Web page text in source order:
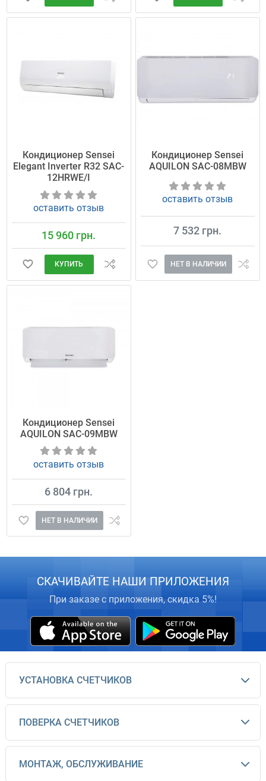
Кондиционер Sensei
Elegant Inverter R32 SAC-
12HRWE/I
оставить отзыв
15 960 грн.
КУПИТЬ
Кондиционер Sensei
AQUILON SAC-08MBW
оставить отзыв
7 532 грн.
НЕТ В НАЛИЧИИ
Кондиционер Sensei
AQUILON SAC-09MBW
оставить отзыв
6 804 грн.
НЕТ В НАЛИЧИИ
СКАЧИВАЙТЕ НАШИ ПРИЛОЖЕНИЯ
При заказе с приложения, скидка 5%!
УСТАНОВКА СЧЕТЧИКОВ
ПОВЕРКА СЧЕТЧИКОВ
МОНТАЖ, ОБСЛУЖИВАНИЕ